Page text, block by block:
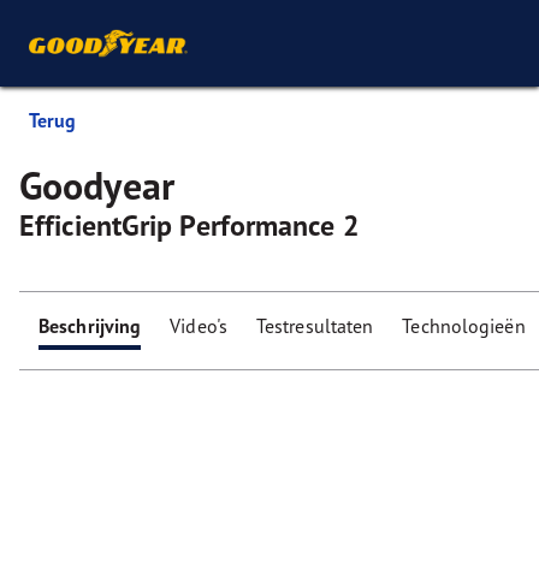
Terug
Goodyear
EfficientGrip Performance 2
Beschrijving Video's Testresultaten Technologieën